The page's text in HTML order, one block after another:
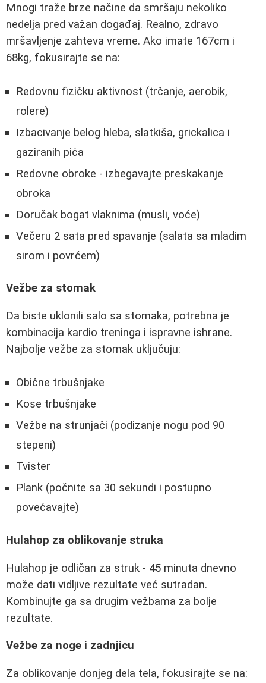
Mnogi traže brze načine da smršaju nekoliko
nedelja pred važan događaj. Realno, zdravo
mršavljenje zahteva vreme. Ako imate 167cm i
68kg, fokusirajte se na:
Redovnu fizičku aktivnost (trčanje, aerobik,
rolere)
Izbacivanje belog hleba, slatkiša, grickalica i
gaziranih pića
Redovne obroke - izbegavajte preskakanje
obroka
Doručak bogat vlaknima (musli, voće)
Večeru 2 sata pred spavanje (salata sa mladim
sirom i povrćem)
Vežbe za stomak
Da biste uklonili salo sa stomaka, potrebna je
kombinacija kardio treninga i ispravne ishrane.
Najbolje vežbe za stomak uključuju:
Obične trbušnjake
Kose trbušnjake
Vežbe na strunjači (podizanje nogu pod 90
stepeni)
Tvister
Plank (počnite sa 30 sekundi i postupno
povećavajte)
Hulahop za oblikovanje struka
Hulahop je odličan za struk - 45 minuta dnevno
može dati vidljive rezultate već sutradan.
Kombinujte ga sa drugim vežbama za bolje
rezultate.
Vežbe za noge i zadnjicu
Za oblikovanje donjeg dela tela, fokusirajte se na: